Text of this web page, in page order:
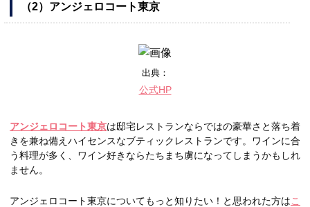
（2）アンジェロコート東京
出典：
公式HP
アンジェロコート東京は邸宅レストランならではの豪華さと落ち着
きを兼ね備えハイセンスなブティックレストランです。ワインに合
う料理が多く、ワイン好きならたちまち虜になってしまうかもしれ
ません。
アンジェロコート東京についてもっと知りたい！と思われた方はこ